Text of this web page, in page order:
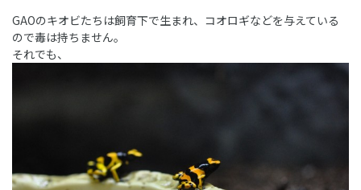
GAOのキオビたちは飼育下で生まれ、コオロギなどを与えている
ので毒は持ちません。
それでも、